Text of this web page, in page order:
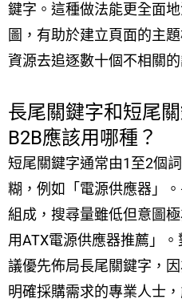
鍵字。這種做法能更全面
圖，有助於建立頁面的主
資源去追逐數十個不相關的
長尾關鍵字和短尾
B2B應該用哪種？
短尾關鍵字通常由1至2個
糊，例如「電源供應器」
組成，搜尋量雖低但意圖
用ATX電源供應器推薦」
議優先佈局長尾關鍵字，
明確採購需求的專業人士